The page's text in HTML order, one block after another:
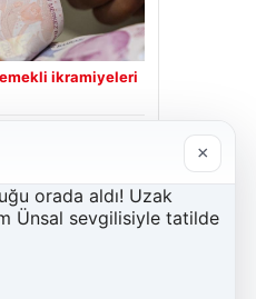
açıklanacak?
×